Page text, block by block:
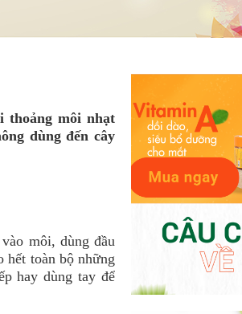
thoảng môi nhạt
dùng đến cây
môi, dùng đầu
hết toàn bộ những
hay dùng tay để